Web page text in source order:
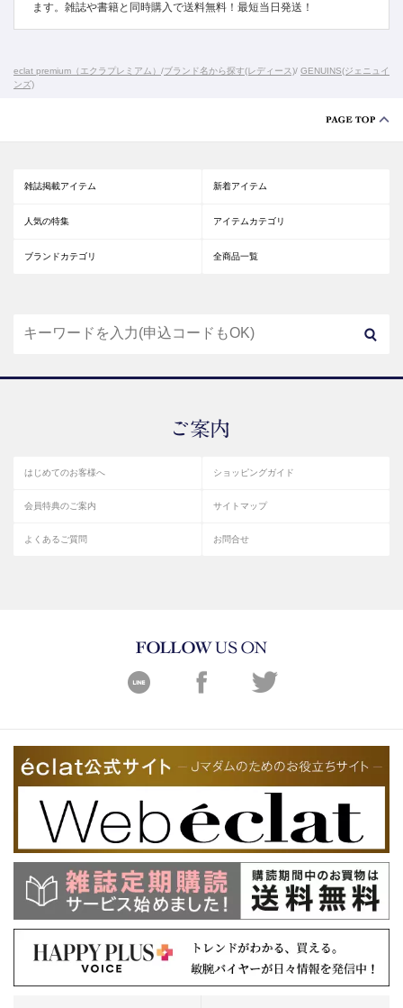
ます。雑誌や書籍と同時購入で送料無料！最短当日発送！
eclat premium（エクラプレミアム） /ブランド名から探す(レディース)/ GENUINS(ジェニュイ
ンズ)
雑誌掲載アイテム 新着アイテム
人気の特集 アイテムカテゴリ
ブランドカテゴリ 全商品一覧
はじめてのお客様へ ショッピングガイド
会員特典のご案内 サイトマップ
よくあるご質問 お問合せ